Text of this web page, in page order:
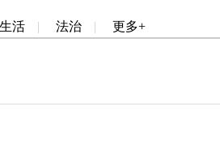
生活 | 法治 |
更多+